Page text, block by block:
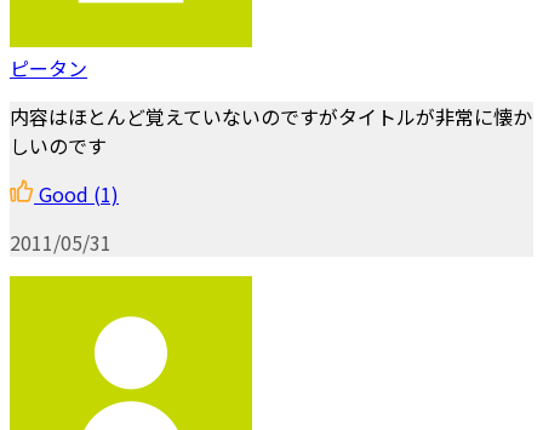
ピータン
内容はほとんど覚えていないのですがタイトルが非常に懐か
しいのです
Good (1)
2011/05/31